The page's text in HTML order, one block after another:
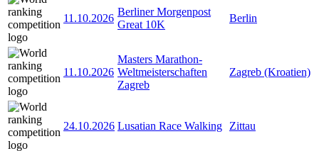
11.10.2026
Berliner Morgenpost
Great 10K
Berlin
11.10.2026
Masters Marathon-
Weltmeisterschaften
Zagreb
Zagreb (Kroatien)
24.10.2026 Lusatian Race Walking Zittau